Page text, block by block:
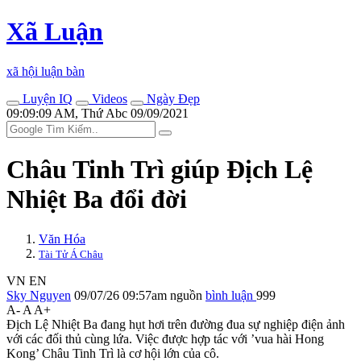
Xã Luận
xã hội luận bàn
Luyện IQ
Videos
Ngày Đẹp
09:09:09 AM, Thứ Abc 09/09/2021
Châu Tinh Trì giúp Địch Lệ
Nhiệt Ba đổi đời
Văn Hóa
Tài Tử Á Châu
VN EN
Sky Nguyen 09/07/26 09:57am nguồn bình luận 999
A- A A+
Địch Lệ Nhiệt Ba đang hụt hơi trên đường đua sự nghiệp điện ảnh
với các đối thủ cùng lứa. Việc được hợp tác với ’vua hài Hong
Kong’ Châu Tinh Trì là cơ hội lớn của cô.